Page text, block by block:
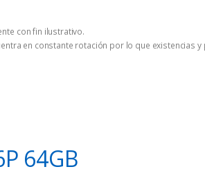
con fin ilustrativo.
en constante rotación por lo que existencias
64GB